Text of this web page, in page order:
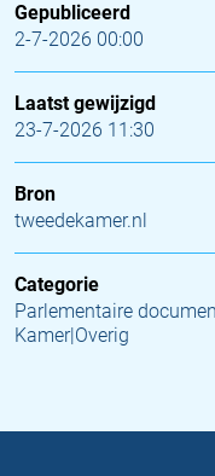
Gepubliceerd
2-7-2026 00:00
Laatst gewijzigd
23-7-2026 11:30
Bron
tweedekamer.nl
Categorie
Parlementaire
Kamer|Overig